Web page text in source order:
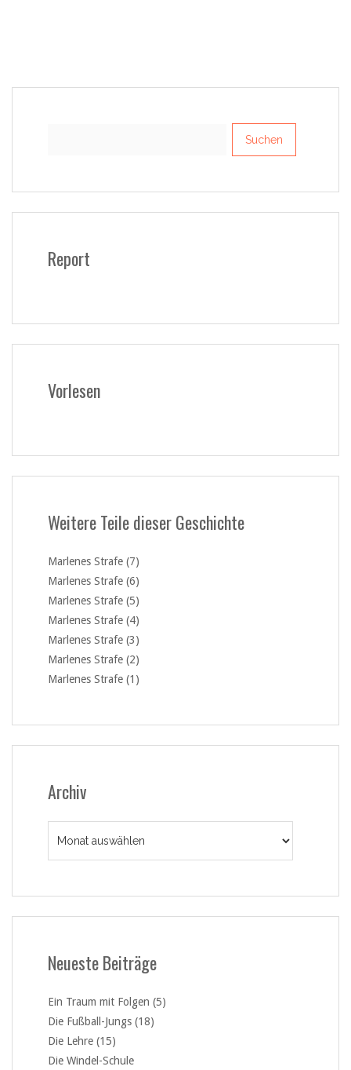
Report
Vorlesen
Weitere Teile dieser Geschichte
Marlenes Strafe (7)
Marlenes Strafe (6)
Marlenes Strafe (5)
Marlenes Strafe (4)
Marlenes Strafe (3)
Marlenes Strafe (2)
Marlenes Strafe (1)
Archiv
Neueste Beiträge
Ein Traum mit Folgen (5)
Die Fußball-Jungs (18)
Die Lehre (15)
Die Windel-Schule